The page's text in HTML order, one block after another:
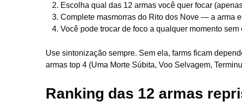
Escolha qual das 12 armas você quer focar
Complete masmorras do Rito dos Nove — a arma
Você pode trocar de foco a qualquer momento sem
Use sintonização sempre. Sem ela, farms ficam
armas top 4 (Uma Morte Súbita, Voo Selvagem,
Ranking das 12 armas